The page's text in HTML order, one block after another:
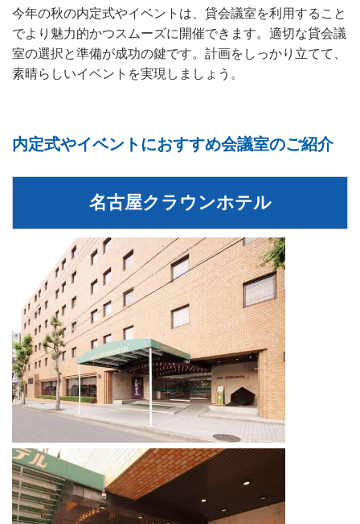
今年の秋の内定式やイベントは、貸会議室を利用すること
でより魅力的かつスムーズに開催できます。適切な貸会議
室の選択と準備が成功の鍵です。計画をしっかり立てて、
素晴らしいイベントを実現しましょう。
内定式やイベントにおすすめ会議室のご紹介
名古屋クラウンホテル